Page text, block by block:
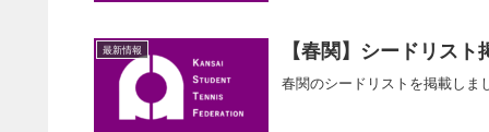
最新情報 【春関】シードリスト
春関のシードリストを掲載しま